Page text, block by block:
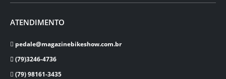
ATENDIMENTO
pedale@magazinebikeshow.com.br
(79)3246-4736
(79) 98161-3435